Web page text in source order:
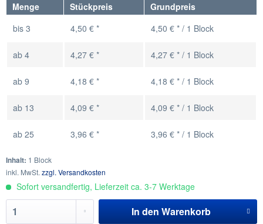
Menge Stückpreis
Grundpreis
bis 3 4,50 € * 4,50 € * / 1 Block
ab 4 4,27 € * 4,27 € * / 1 Block
ab 9 4,18 € * 4,18 € * / 1 Block
ab 13 4,09 € * 4,09 € * / 1 Block
ab 25 3,96 € * 3,96 € * / 1 Block
Inhalt: 1 Block
inkl. MwSt. zzgl. Versandkosten
Sofort versandfertig, Lieferzeit ca. 3-7 Werktage
In den Warenkorb